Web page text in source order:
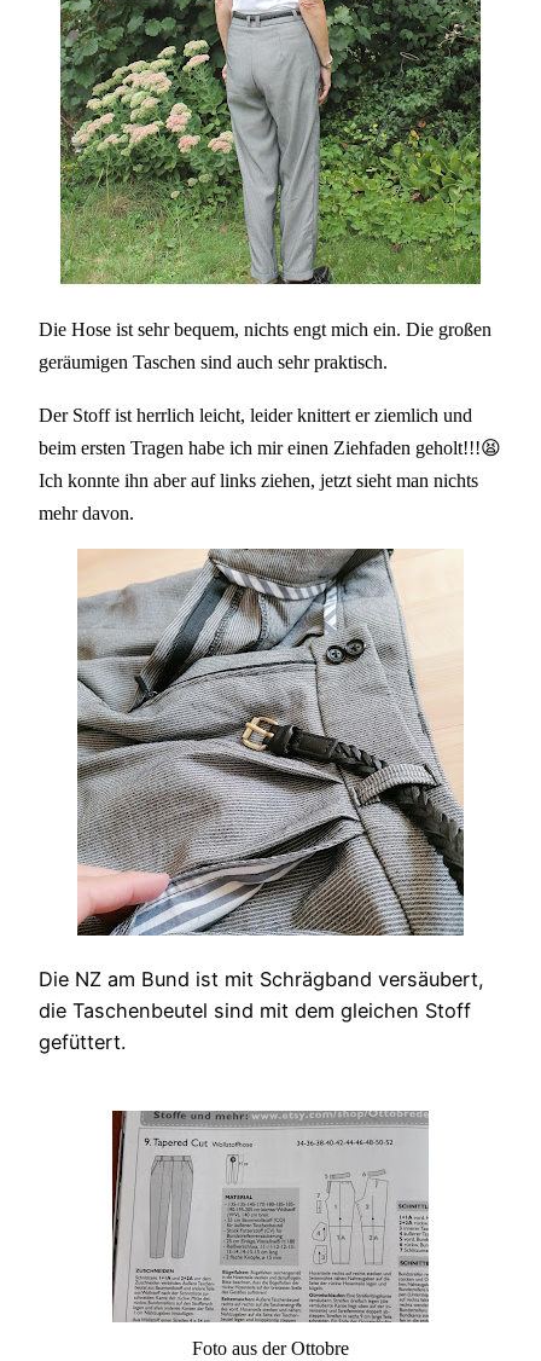
Die Hose ist sehr bequem, nichts engt mich ein. Die großen
geräumigen Taschen sind auch sehr praktisch.
Der Stoff ist herrlich leicht, leider knittert er ziemlich und
beim ersten Tragen habe ich mir einen Ziehfaden geholt!!!😫
Ich konnte ihn aber auf links ziehen, jetzt sieht man nichts
mehr davon.
Die NZ am Bund ist mit Schrägband versäubert,
die Taschenbeutel sind mit dem gleichen Stoff
gefüttert.
Foto aus der Ottobre